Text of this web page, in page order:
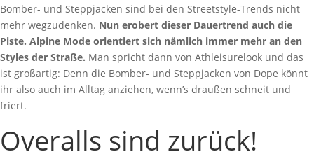
Bomber- und Steppjacken sind bei den Streetstyle-Trends nicht
mehr wegzudenken. Nun erobert dieser Dauertrend auch die
Piste. Alpine Mode orientiert sich nämlich immer mehr an den
Styles der Straße. Man spricht dann von Athleisurelook und das
ist großartig: Denn die Bomber- und Steppjacken von Dope könnt
ihr also auch im Alltag anziehen, wenn’s draußen schneit und
friert.
Overalls sind zurück!